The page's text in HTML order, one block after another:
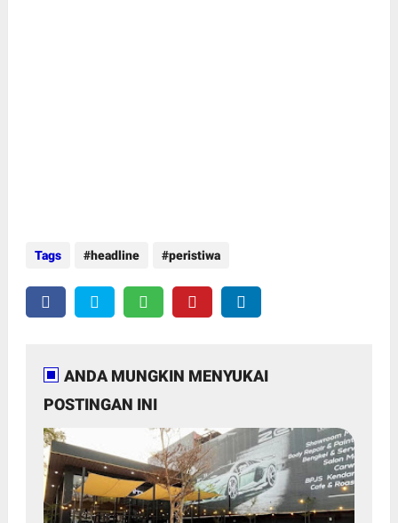
Tags headline peristiwa
ANDA MUNGKIN MENYUKAI
POSTINGAN INI